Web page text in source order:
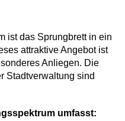
ist das Sprungbrett in ein
attraktive Angebot ist
Anliegen. Die
Stadtverwaltung sind
umfasst: